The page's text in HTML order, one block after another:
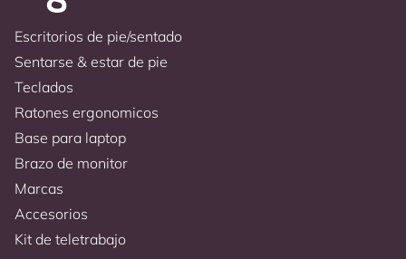
Escritorios de pie/sentado
Sentarse & estar de pie
Teclados
Ratones ergonomicos
Base para laptop
Brazo de monitor
Marcas
Accesorios
Kit de teletrabajo